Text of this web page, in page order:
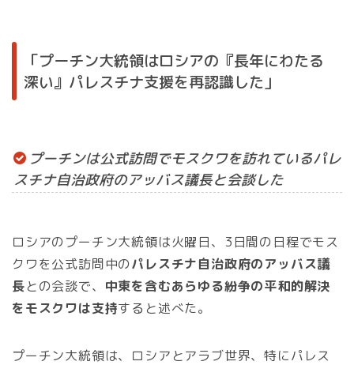
「プーチン大統領はロシアの『長年にわたる
深い』パレスチナ支援を再認識した」
プーチンは公式訪問でモスクワを訪れているパレ
スチナ自治政府のアッバス議長と会談した
ロシアのプーチン大統領は火曜日、3日間の日程でモス
クワを公式訪問中のパレスチナ自治政府のアッバス議
長との会談で、 中東を含むあらゆる紛争の平和的解決
をモスクワは支持すると述べた。
プーチン大統領は、ロシアとアラブ世界、特にパレス